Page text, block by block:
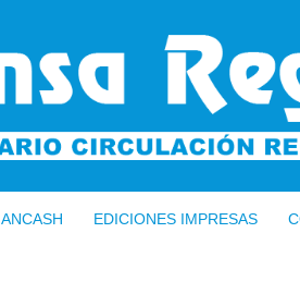
ANCASH EDICIONES IMPRESAS